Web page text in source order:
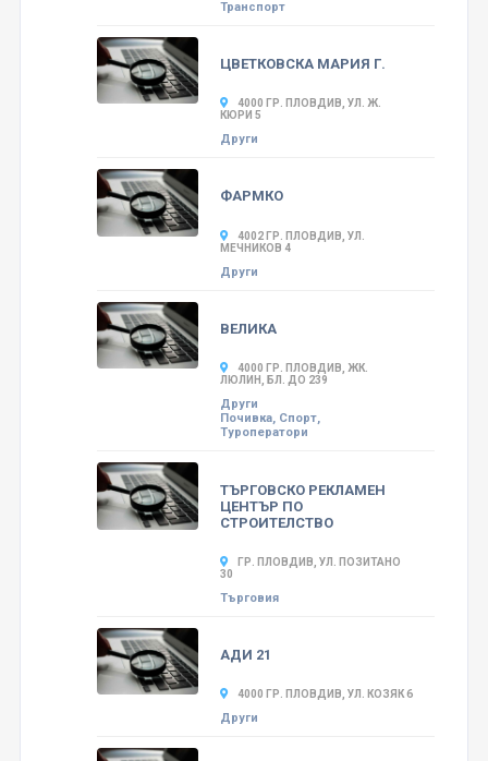
Транспорт
ЦВЕТКОВСКА МАРИЯ Г.
4000 ГР. ПЛОВДИВ, УЛ. Ж.
КЮРИ 5
Други
ФАРМКО
4002 ГР. ПЛОВДИВ, УЛ.
МЕЧНИКОВ 4
Други
ВЕЛИКА
4000 ГР. ПЛОВДИВ, ЖК.
ЛЮЛИН, БЛ. ДО 239
Други
Почивка, Спорт,
Туроператори
ТЪРГОВСКО РЕКЛАМЕН
ЦЕНТЪР ПО
СТРОИТЕЛСТВО
ГР. ПЛОВДИВ, УЛ. ПОЗИТАНО
30
Търговия
АДИ 21
4000 ГР. ПЛОВДИВ, УЛ. КОЗЯК 6
Други